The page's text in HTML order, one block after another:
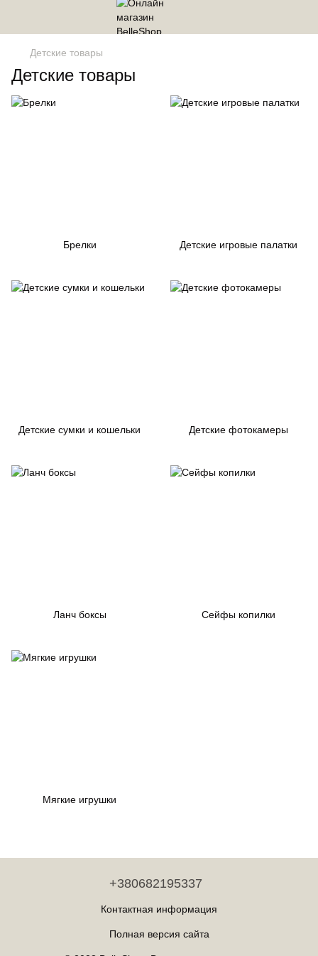
Детские товары
Детские товары
Брелки Детские игровые палатки
Детские сумки и кошельки Детские фотокамеры
Ланч боксы Сейфы копилки
Мягкие игрушки
+380682195337
Контактная информация
Полная версия сайта